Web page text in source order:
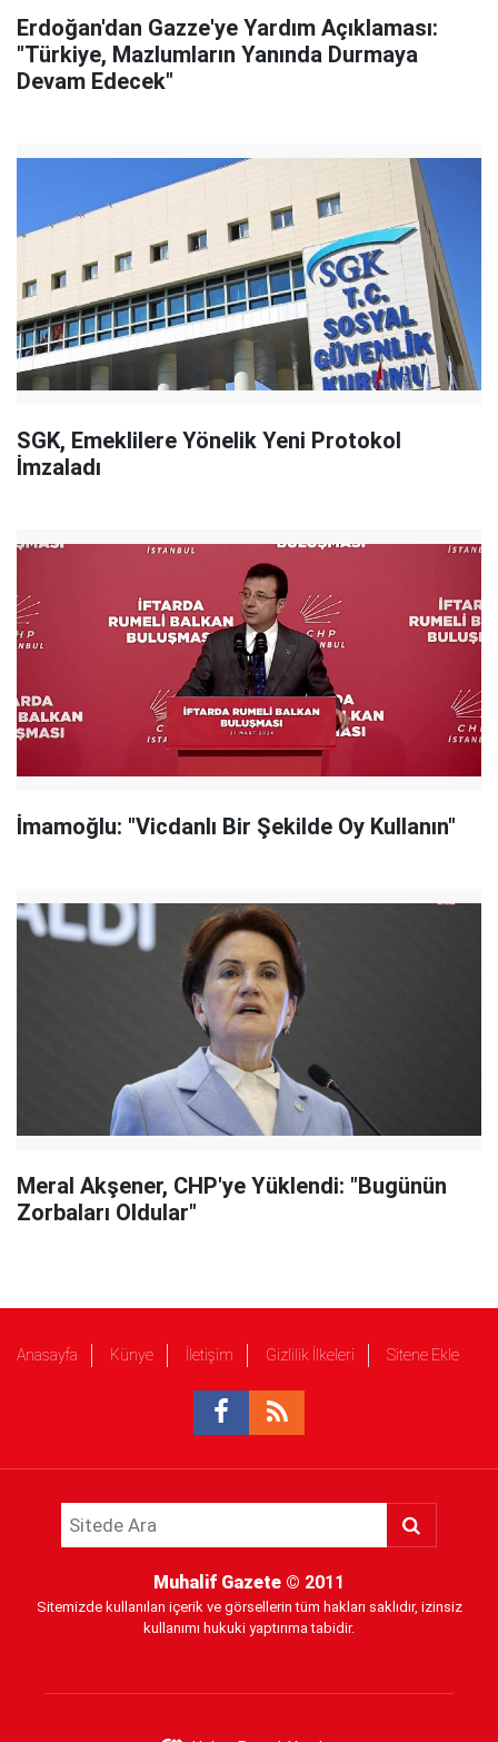
Erdoğan'dan Gazze'ye Yardım Açıklaması:
"Türkiye, Mazlumların Yanında Durmaya
Devam Edecek"
SGK, Emeklilere Yönelik Yeni Protokol
İmzaladı
İmamoğlu: "Vicdanlı Bir Şekilde Oy Kullanın"
Meral Akşener, CHP'ye Yüklendi: "Bugünün
Zorbaları Oldular"
Anasayfa Künye İletişim Gizlilik İlkeleri Sitene Ekle
Muhalif Gazete © 2011
Sitemizde kullanılan içerik ve görsellerin tüm hakları saklıdır, izinsiz
kullanımı hukuki yaptırıma tabidir.